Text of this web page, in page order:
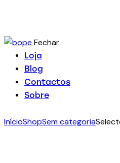
Fechar
Loja
Blog
Contactos
Sobre
InícioShopSem categoria